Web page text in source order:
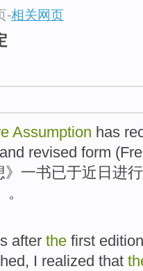
-相关网页
Assumption has
and revised form (
》一书已于近日 进
after the first edition
, I realized that